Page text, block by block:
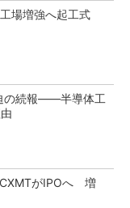
場増強へ起工式
の続報――半導体工
CXMTがIPOへ 増